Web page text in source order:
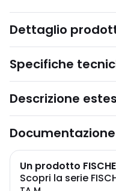
Dettaglio
Specifiche
Descrizione
Documentazione
Un prodotto
Scopri la serie